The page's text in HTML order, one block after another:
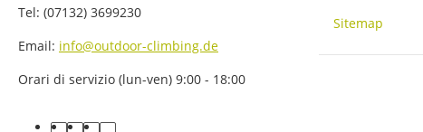
Tel: (07132) 3699230
Email: info@outdoor-climbing.de
Orari di servizio (lun-ven) 9:00 - 18:00
Sitemap